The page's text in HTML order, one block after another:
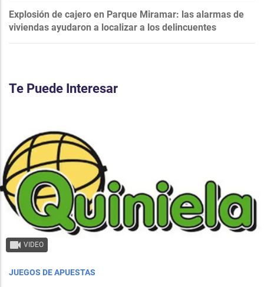
Explosión de cajero en Parque Miramar: las alarmas de
viviendas ayudaron a localizar a los delincuentes
Te Puede Interesar
VIDEO
JUEGOS DE APUESTAS